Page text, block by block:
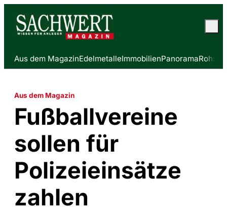
Aus dem MagazinEdelmetalleImmobilienPanorama
Aus dem Magazin
Fußballvereine
sollen für
Polizeieinsätze
zahlen